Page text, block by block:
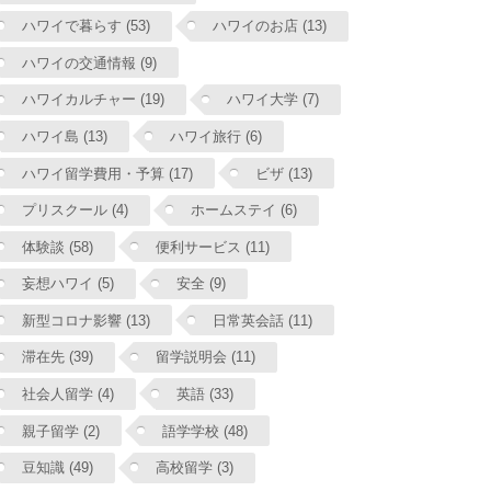
ハワイで暮らす (53) ハワイのお店 (13)
ハワイの交通情報 (9)
ハワイカルチャー (19) ハワイ大学 (7)
ハワイ島 (13) ハワイ旅行 (6)
ハワイ留学費用・予算 (17) ビザ (13)
プリスクール (4) ホームステイ (6)
体験談 (58) 便利サービス (11)
妄想ハワイ (5) 安全 (9)
新型コロナ影響 (13) 日常英会話 (11)
滞在先 (39) 留学説明会 (11)
社会人留学 (4) 英語 (33)
親子留学 (2) 語学学校 (48)
豆知識 (49) 高校留学 (3)